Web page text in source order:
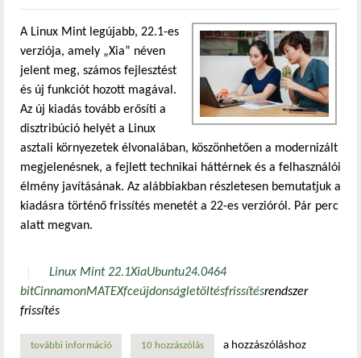
A Linux Mint legújabb, 22.1-es
verziója, amely „Xia” néven
jelent meg, számos fejlesztést
és új funkciót hozott magával.
Az új kiadás tovább erősíti a
disztribúció helyét a Linux
asztali környezetek élvonalában, köszönhetően a modernizált
megjelenésnek, a fejlett technikai háttérnek és a felhasználói
élmény javításának. Az alábbiakban részletesen bemutatjuk a
kiadásra történő frissítés menetét a 22-es verzióról. Pár perc
alatt megvan.
Linux Mint 22.1XiaUbuntu24.0464
bitCinnamonMATEXfceújdonságletöltésfrissítésrendszer
frissítés
további információszia, xia vagyok! van egy frissítendő géped? tartalommal
10 hozzászólás a hozzászóláshoz